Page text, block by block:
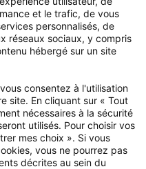
et le trafic, de vous
personnalisés, de
réseaux sociaux, y compris
hébergé sur un site
consentez à l'utilisation
site. En cliquant sur « Tout
nécessaires à la sécurité
utilisés. Pour choisir vos
mes choix ». Si vous
vous ne pourrez pas
décrites au sein du